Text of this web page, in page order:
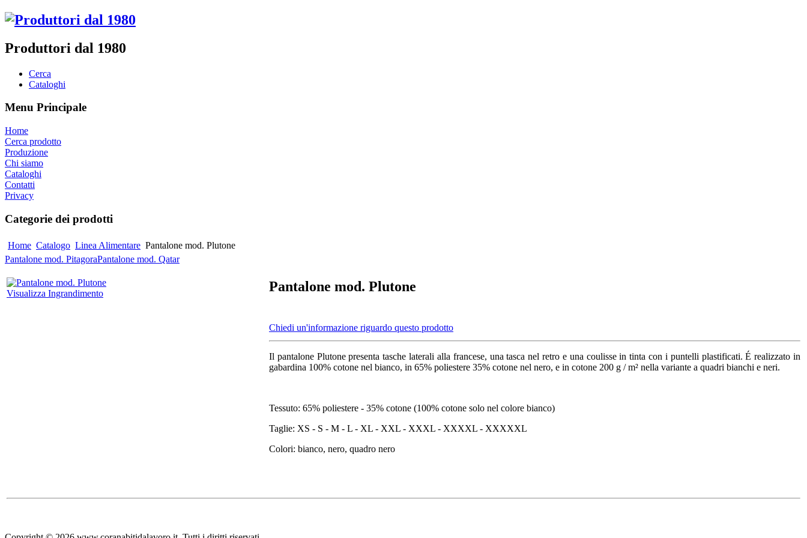
Produttori dal 1980
Cerca
Cataloghi
Menu Principale
Home
Cerca prodotto
Produzione
Chi siamo
Cataloghi
Contatti
Privacy
Categorie dei prodotti
Home Catalogo Linea Alimentare Pantalone mod. Plutone
Pantalone mod. PitagoraPantalone mod. Qatar
Visualizza Ingrandimento Pantalone mod. Plutone
Chiedi un'informazione riguardo questo prodotto
Il pantalone Plutone presenta tasche laterali alla francese, una tasca nel retro e una coulisse in tinta con i puntelli plastificati. É realizzato in
gabardina 100% cotone nel bianco, in 65% poliestere 35% cotone nel nero, e in cotone 200 g / m² nella variante a quadri bianchi e neri.
Tessuto: 65% poliestere - 35% cotone (100% cotone solo nel colore bianco)
Taglie: XS - S - M - L - XL - XXL - XXXL - XXXXL - XXXXXL
Colori: bianco, nero, quadro nero